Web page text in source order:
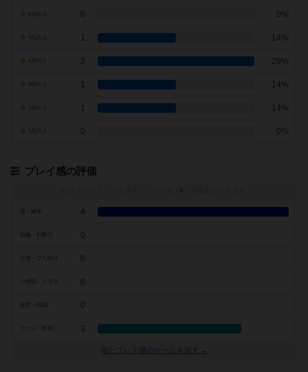
0 0%
1 14%
2 29%
1 14%
1 14%
0 0%
プレイ感の評価
※
4
戦略・判断力 0
0
0
0
アート・外見 3
似たプレイ感のゲームを探す→